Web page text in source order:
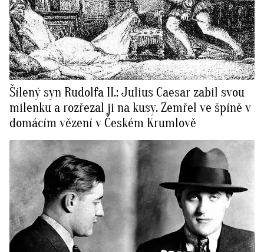
Šílený syn Rudolfa II.: Julius Caesar zabil svou
milenku a rozřezal ji na kusy. Zemřel ve špíně v
domácím vězení v Českém Krumlově